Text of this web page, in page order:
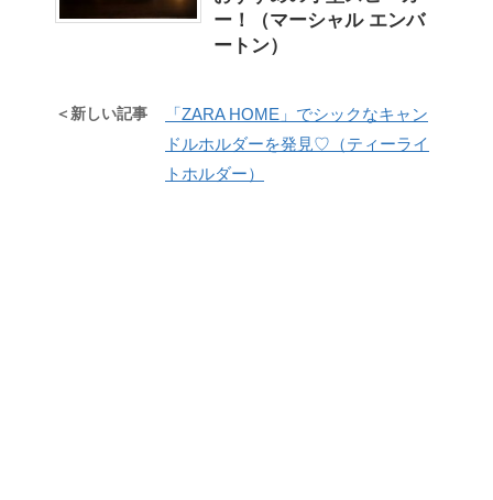
ー！（マーシャル エンバ
ートン）
＜新しい記事
「ZARA HOME」でシックなキャン
ドルホルダーを発見♡（ティーライ
トホルダー）